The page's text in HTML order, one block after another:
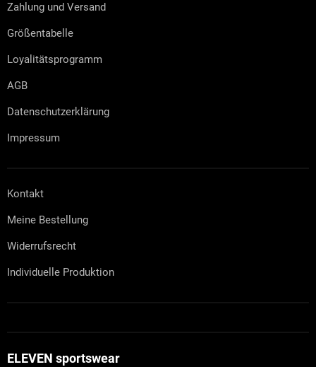
Zahlung und Versand
Größentabelle
Loyalitätsprogramm
AGB
Datenschutzerklärung
Impressum
Kontakt
Meine Bestellung
Widerrufsrecht
Individuelle Produktion
ELEVEN sportswear